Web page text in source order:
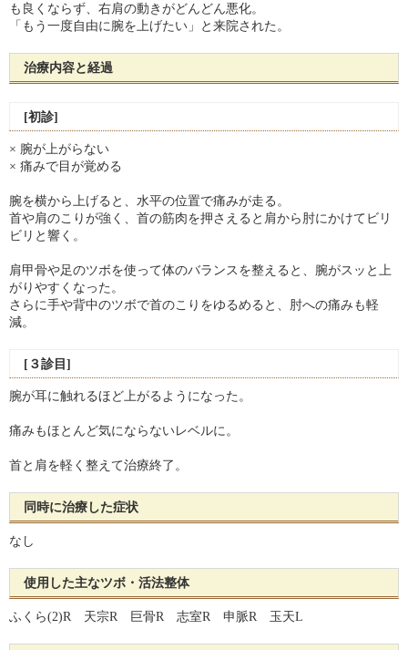
も良くならず、右肩の動きがどんどん悪化。
「もう一度自由に腕を上げたい」と来院された。
治療内容と経過
[初診]
× 腕が上がらない
× 痛みで目が覚める
腕を横から上げると、水平の位置で痛みが走る。
首や肩のこりが強く、首の筋肉を押さえると肩から肘にかけてビリ
ビリと響く。
肩甲骨や足のツボを使って体のバランスを整えると、腕がスッと上
がりやすくなった。
さらに手や背中のツボで首のこりをゆるめると、肘への痛みも軽
減。
[３診目]
腕が耳に触れるほど上がるようになった。
痛みもほとんど気にならないレベルに。
首と肩を軽く整えて治療終了。
同時に治療した症状
なし
使用した主なツボ・活法整体
ふくら(2)R 天宗R 巨骨R 志室R 申脈R 玉天L